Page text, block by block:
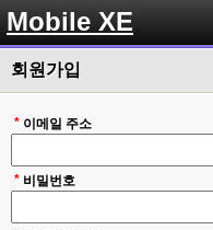
Mobile XE
회원가입
이메일 주소
*
비밀번호
*